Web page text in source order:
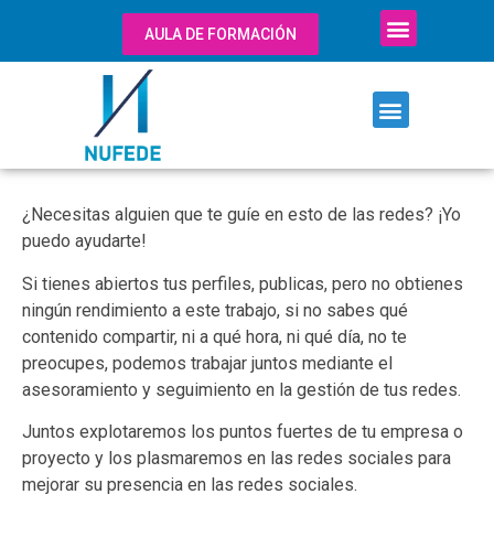
AULA DE FORMACIÓN
¿Necesitas alguien que te guíe en esto de las redes? ¡Yo
puedo ayudarte!
Si tienes abiertos tus perfiles, publicas, pero no obtienes
ningún rendimiento a este trabajo, si no sabes qué
contenido compartir, ni a qué hora, ni qué día, no te
preocupes, podemos trabajar juntos mediante el
asesoramiento y seguimiento en la gestión de tus redes.
Juntos explotaremos los puntos fuertes de tu empresa o
proyecto y los plasmaremos en las redes sociales para
mejorar su presencia en las redes sociales.